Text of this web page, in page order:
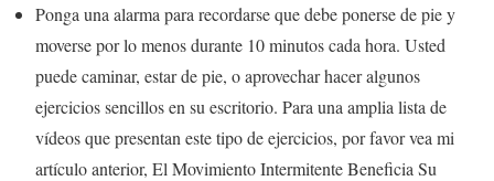
Ponga una alarma para recordarse que debe ponerse de pie y
moverse por lo menos durante 10 minutos cada hora. Usted
puede caminar, estar de pie, o aprovechar hacer algunos
ejercicios sencillos en su escritorio. Para una amplia lista de
vídeos que presentan este tipo de ejercicios, por favor vea mi
artículo anterior, El Movimiento Intermitente Beneficia Su